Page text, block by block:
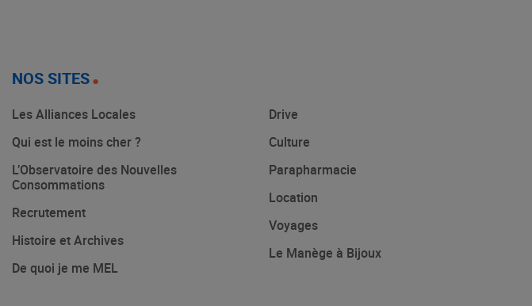
NOS SITES
Les Alliances Locales
Qui est le moins cher ?
L’Observatoire des Nouvelles
Consommations
Recrutement
Histoire et Archives
De quoi je me MEL
Drive
Culture
Parapharmacie
Location
Voyages
Le Manège à Bijoux